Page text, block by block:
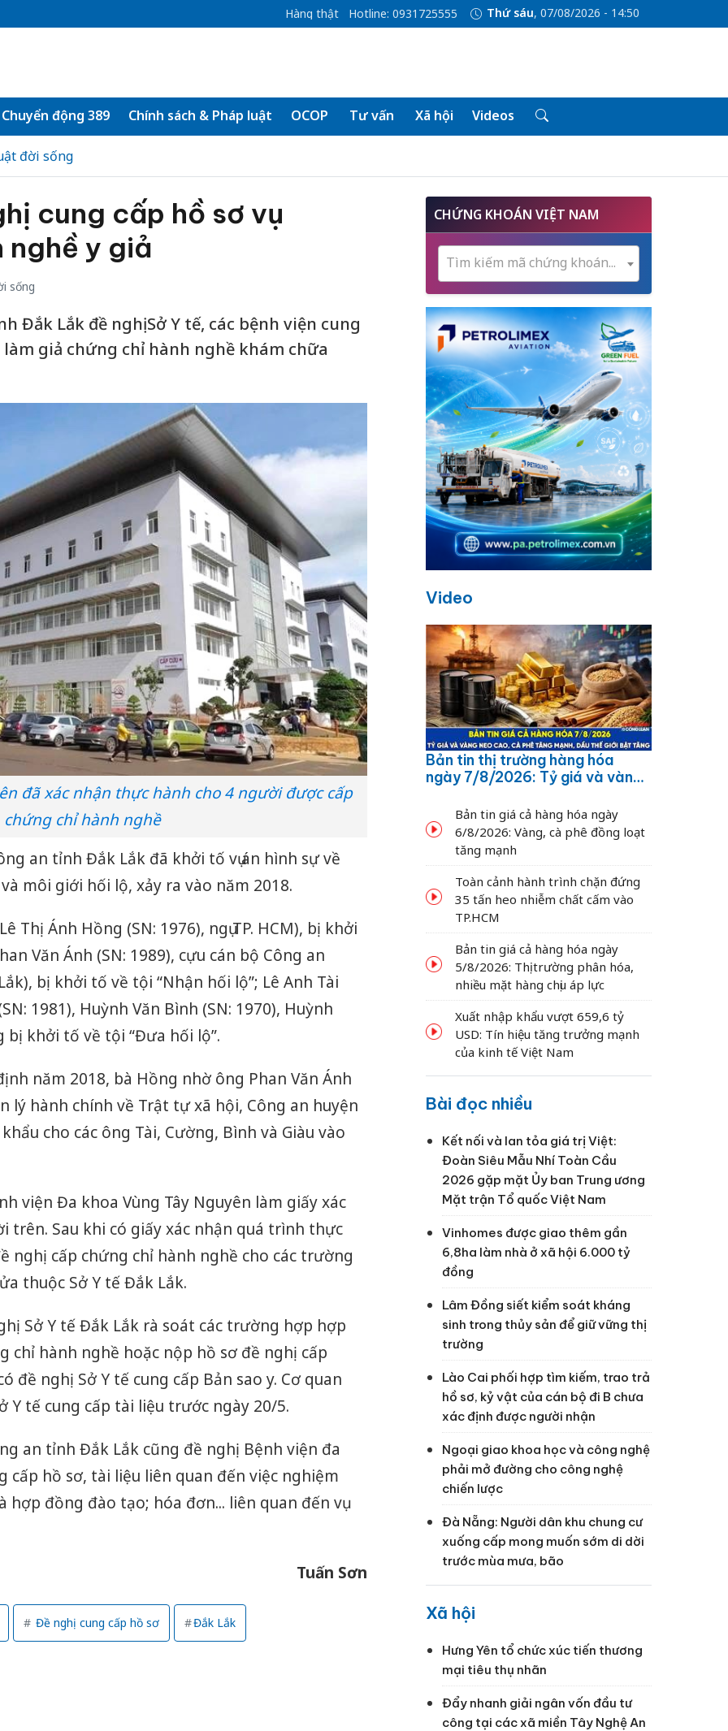
Hàng thật Hotline: 0931725555 Thứ sáu, 07/08/2026 - 14:50
Chuyển động 389 Chính sách & Pháp luật OCOP Tư vấn Xã hội Videos
đời sống
cung cấp hồ sơ vụ
nghề y giả
sống
Đắk Lắk đề nghị Sở Y tế, các bệnh viện cung
giả chứng chỉ hành nghề khám chữa
đã xác nhận thực hành cho 4 người được cấp
chứng chỉ hành nghề
an tỉnh Đắk Lắk đã khởi tố vụ án hình sự về
môi giới hối lộ, xảy ra vào năm 2018.
Thị Ánh Hồng (SN: 1976), ngụ TP. HCM), bị khởi
Văn Ánh (SN: 1989), cựu cán bộ Công an
bị khởi tố về tội “Nhận hối lộ”; Lê Anh Tài
1981), Huỳnh Văn Bình (SN: 1970), Huỳnh
bị khởi tố về tội “Đưa hối lộ”.
năm 2018, bà Hồng nhờ ông Phan Văn Ánh
lý hành chính về Trật tự xã hội, Công an huyện
cho các ông Tài, Cường, Bình và Giàu vào
viện Đa khoa Vùng Tây Nguyên làm giấy xác
trên. Sau khi có giấy xác nhận quá trình thực
nghị cấp chứng chỉ hành nghề cho các trường
thuộc Sở Y tế Đắk Lắk.
Sở Y tế Đắk Lắk rà soát các trường hợp hợp
chỉ hành nghề hoặc nộp hồ sơ đề nghị cấp
đề nghị Sở Y tế cung cấp Bản sao y. Cơ quan
Y tế cung cấp tài liệu trước ngày 20/5.
an tỉnh Đắk Lắk cũng đề nghị Bệnh viện đa
cấp hồ sơ, tài liệu liên quan đến việc nghiệm
đồng đào tạo; hóa đơn... liên quan đến vụ
Tuấn Sơn
Đề nghị cung cấp hồ sơ Đắk Lắk
CHỨNG KHOÁN VIỆT NAM
Tìm kiếm mã chứng khoán...
Video
Bản tin thị trường hàng hóa
ngày 7/8/2026: Tỷ giá và vàng
dầu thế giới bật tăng
Bản tin giá cả hàng hóa ngày
6/8/2026: Vàng, cà phê đồng loạt
tăng mạnh
Toàn cảnh hành trình chặn đứng
35 tấn heo nhiễm chất cấm vào
TP.HCM
Bản tin giá cả hàng hóa ngày
5/8/2026: Thị trường phân hóa,
nhiều mặt hàng chịu áp lực
Xuất nhập khẩu vượt 659,6 tỷ
USD: Tín hiệu tăng trưởng mạnh
của kinh tế Việt Nam
Bài đọc nhiều
Kết nối và lan tỏa giá trị Việt:
Đoàn Siêu Mẫu Nhí Toàn Cầu
2026 gặp mặt Ủy ban Trung ương
Mặt trận Tổ quốc Việt Nam
Vinhomes được giao thêm gần
6,8ha làm nhà ở xã hội 6.000 tỷ
đồng
Lâm Đồng siết kiểm soát kháng
sinh trong thủy sản để giữ vững thị
trường
Lào Cai phối hợp tìm kiếm, trao trả
hồ sơ, kỷ vật của cán bộ đi B chưa
xác định được người nhận
Ngoại giao khoa học và công nghệ
phải mở đường cho công nghệ
chiến lược
Đà Nẵng: Người dân khu chung cư
xuống cấp mong muốn sớm di dời
trước mùa mưa, bão
Xã hội
Hưng Yên tổ chức xúc tiến thương
mại tiêu thụ nhãn
Đẩy nhanh giải ngân vốn đầu tư
công tại các xã miền Tây Nghệ An